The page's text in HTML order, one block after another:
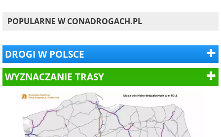
POPULARNE W CONADROGACH.PL
DROGI W POLSCE
WYZNACZANIE TRASY